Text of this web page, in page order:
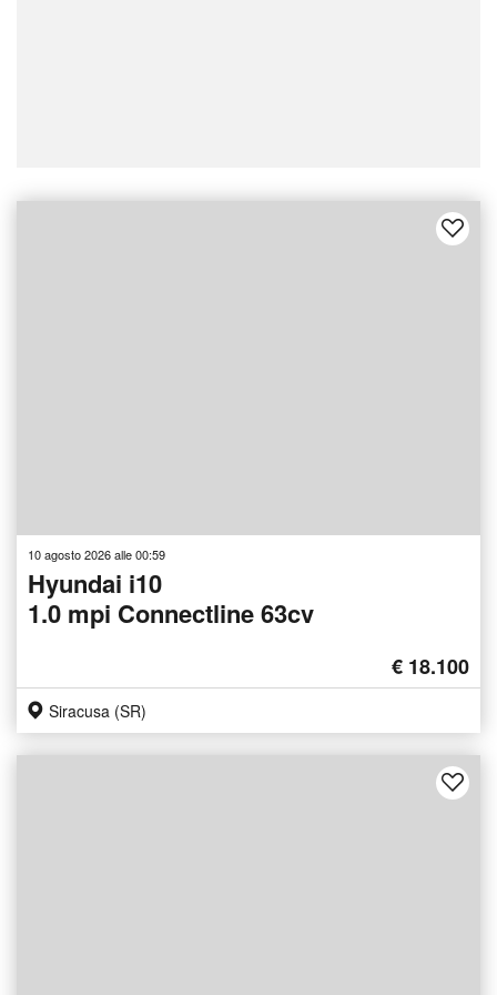
10 agosto 2026 alle 00:59
Hyundai i10
1.0 mpi Connectline 63cv
€ 18.100
Siracusa (SR)